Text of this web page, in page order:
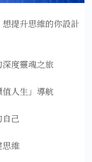
提升思維的你設計
度靈魂之旅
人生」導航
己
思維